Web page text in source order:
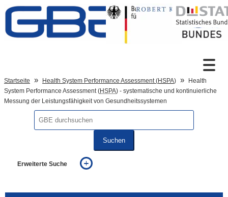
Zum Inhalt
Sprachumschaltung
Startseite Health System Performance Assessment (HSPA)
Health
System Performance Assessment (HSPA) - systematische und kontinuierliche
Messung der Leistungsfähigkeit von Gesundheitssystemen
Suchen
Erweiterte Suche